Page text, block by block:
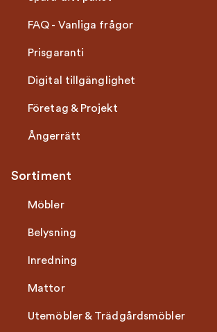
FAQ - Vanliga frågor
Prisgaranti
Digital tillgänglighet
Företag & Projekt
Ångerrätt
Sortiment
Möbler
Belysning
Inredning
Mattor
Utemöbler & Trädgårdsmöbler